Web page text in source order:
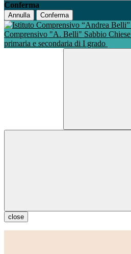
Conferma
Annulla Conferma
Comprensivo "A. Belli" Sabbio Chiese
primaria e secondaria di I grado
close